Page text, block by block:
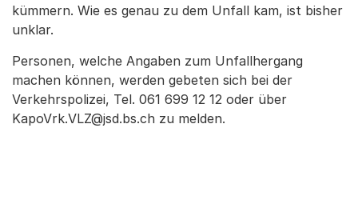
kümmern. Wie es genau zu dem Unfall kam, ist bisher
unklar.
Personen, welche Angaben zum Unfallhergang
machen können, werden gebeten sich bei der
Verkehrspolizei, Tel. 061 699 12 12 oder über
KapoVrk.VLZ@jsd.bs.ch zu melden.